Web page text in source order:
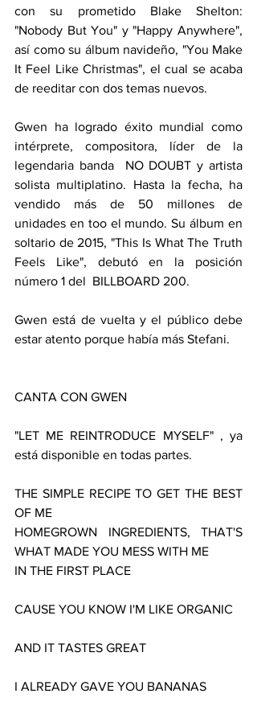
con su prometido Blake Shelton:
"Nobody But You" y "Happy Anywhere",
así como su álbum navideño, "You Make
It Feel Like Christmas", el cual se acaba
de reeditar con dos temas nuevos.
Gwen ha logrado éxito mundial como
intérprete, compositora, líder de la
legendaria banda  NO DOUBT y artista
solista multiplatino. Hasta la fecha, ha
vendido más de 50 millones de
unidades en too el mundo. Su álbum en
soltario de 2015, "This Is What The Truth
Feels Like", debutó en la posición
número 1 del  BILLBOARD 200.
Gwen está de vuelta y el público debe
estar atento porque había más Stefani.
CANTA CON GWEN
"LET ME REINTRODUCE MYSELF" , ya
está disponible en todas partes.
THE SIMPLE RECIPE TO GET THE BEST
OF ME
HOMEGROWN INGREDIENTS, THAT'S
WHAT MADE YOU MESS WITH ME
IN THE FIRST PLACE
CAUSE YOU KNOW I'M LIKE ORGANIC
AND IT TASTES GREAT
I ALREADY GAVE YOU BANANAS